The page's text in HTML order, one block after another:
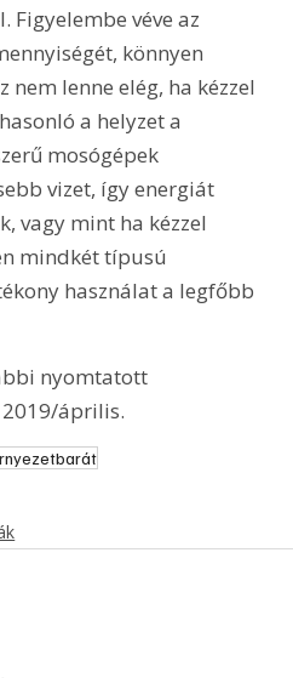
Figyelembe véve az
könnyen
lenne elég, ha kézzel
a helyzet a
mosógépek
vizet, így energiát
vagy mint ha kézzel
mindkét típusú
használat a legfőbb
nyomtatott
április.